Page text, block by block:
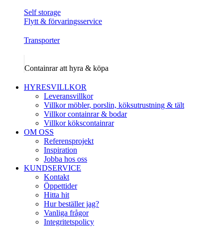
Self storage
Flytt & förvaringsservice
Transporter
Containrar att hyra & köpa
HYRESVILLKOR
Leveransvillkor
Villkor möbler, porslin, köksutrustning & tält
Villkor containrar & bodar
Villkor kökscontainrar
OM OSS
Referensprojekt
Inspiration
Jobba hos oss
KUNDSERVICE
Kontakt
Öppettider
Hitta hit
Hur beställer jag?
Vanliga frågor
Integritetspolicy